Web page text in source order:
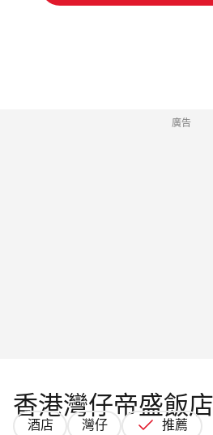
廣告
香港灣仔帝盛飯店
酒店 灣仔 推薦